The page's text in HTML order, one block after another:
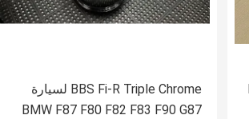
BBS Fi-R Triple Chrome لسيارة
BMW F87 F80 F82 F83 F90 G87